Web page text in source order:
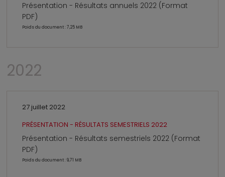
Présentation - Résultats annuels 2022 (Format
PDF)
Poids du document : 7,25 MB
2022
27 juillet 2022
PRÉSENTATION - RÉSULTATS SEMESTRIELS 2022
Présentation - Résultats semestriels 2022 (Format
PDF)
Poids du document : 9,71 MB